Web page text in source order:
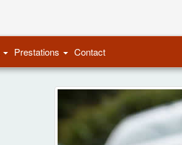
Prestations Contact